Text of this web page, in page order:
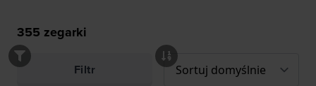
355 zegarki
Filtr